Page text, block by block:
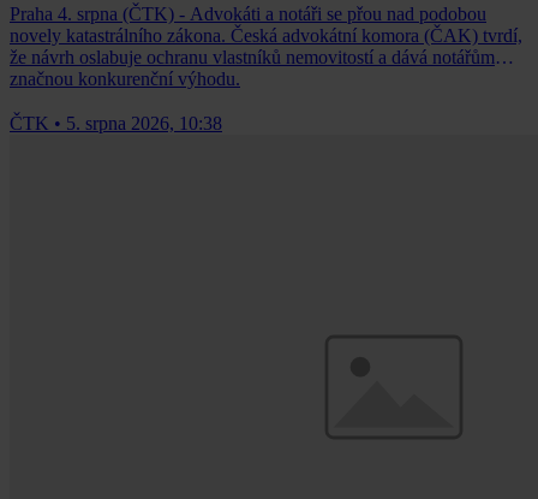
Praha 4. srpna (ČTK) - Advokáti a notáři se přou nad podobou
novely katastrálního zákona. Česká advokátní komora (ČAK) tvrdí,
že návrh oslabuje ochranu vlastníků nemovitostí a dává notářům
značnou konkurenční výhodu.
ČTK • 5. srpna 2026, 10:38